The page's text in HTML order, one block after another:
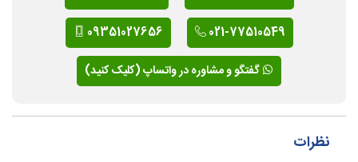
021-77510549
09351027656
گفتگو و مشاوره در واتساپ (کلیک کنید)
نظرات